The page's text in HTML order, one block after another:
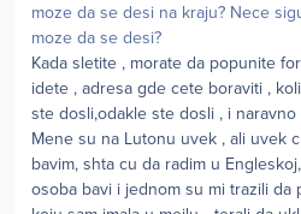
moze da se desi na kraju? Nece
moze da se desi?
Kada sletite , morate da popunite
idete , adresa gde cete boraviti ,
ste dosli,odakle ste dosli , i naravno
Mene su na Lutonu uvek , ali uvek
bavim, shta cu da radim u
osoba bavi i jednom su mi trazili da